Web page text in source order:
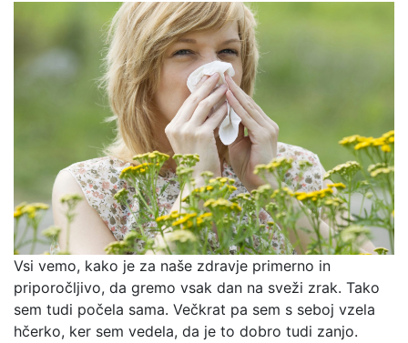
Vsi vemo, kako je za naše zdravje primerno in
priporočljivo, da gremo vsak dan na sveži zrak. Tako
sem tudi počela sama. Večkrat pa sem s seboj vzela
hčerko, ker sem vedela, da je to dobro tudi zanjo.